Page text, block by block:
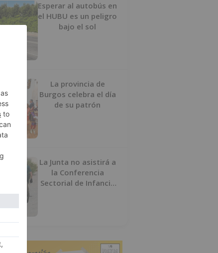
Esperar al autobús en
el HUBU es un peligro
bajo el sol
La provincia de
Burgos celebra el día
de su patrón
La Junta no asistirá a
la Conferencia
Sectorial de Infancia